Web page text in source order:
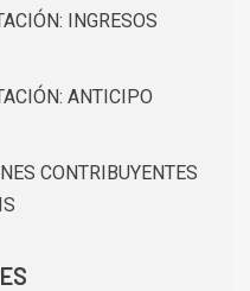
INGRESOS
ANTICIPO
CONTRIBUYENTES